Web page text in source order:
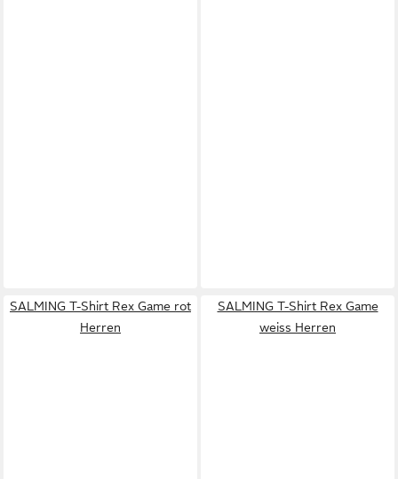
SALMING T-Shirt Rex Game rot
Herren
SALMING T-Shirt Rex Game
weiss Herren